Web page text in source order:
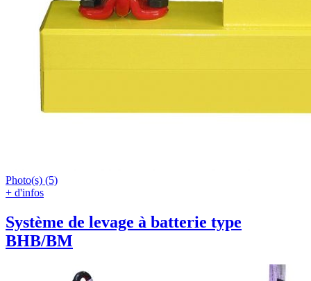
Photo(s) (5)
+ d'infos
Système de levage à batterie type
BHB/BM